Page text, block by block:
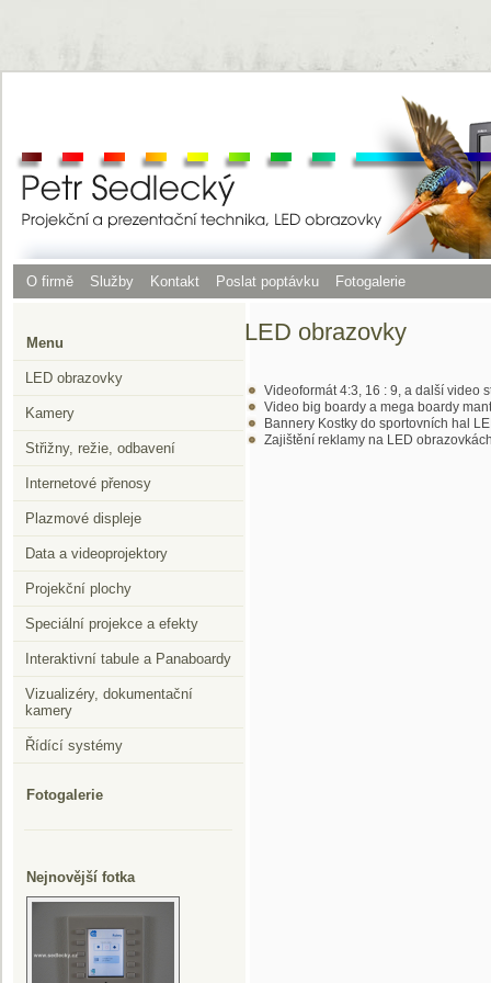
O firmě Služby Kontakt Poslat poptávku Fotogalerie
LED obrazovky
Videoformát 4:3, 16 : 9, a další video
Video big boardy a mega boardy
Bannery Kostky do sportovních hal
Zajištění reklamy na LED
Menu
LED obrazovky
Kamery
Střižny, režie, odbavení
Internetové přenosy
Plazmové displeje
Data a videoprojektory
Projekční plochy
Speciální projekce a efekty
Interaktivní tabule a Panaboardy
Vizualizéry, dokumentační
kamery
Řídící systémy
Fotogalerie
Nejnovější fotka